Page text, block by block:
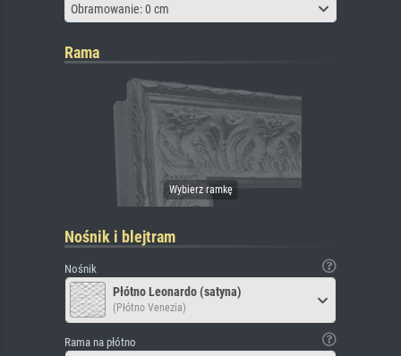
Obramowanie: 0 cm
Rama
Nośnik i blejtram
Nośnik
Płótno Leonardo (satyna)
(Płótno Venezia)
Rama na płótno